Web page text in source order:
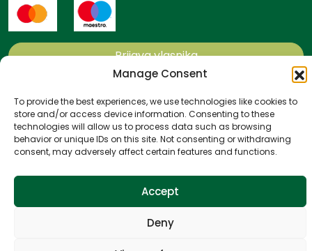
Manage Consent
To provide the best experiences, we use technologies like cookies to
store and/or access device information. Consenting to these
technologies will allow us to process data such as browsing
behavior or unique IDs on this site. Not consenting or withdrawing
consent, may adversely affect certain features and functions.
Accept
Deny
Prijava vlasnika
Načini i uvjeti plaćanja
Politika privatnosti
Politika kolačića
Uvjeti poslovanja